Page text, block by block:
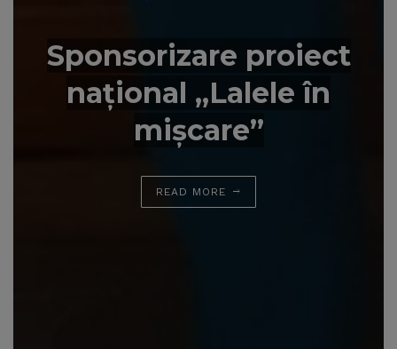
Sponsorizare proiect
național „Lalele în
mișcare”
READ MORE